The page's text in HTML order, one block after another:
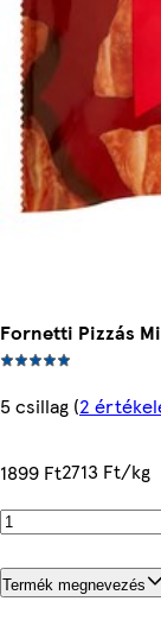
Fornetti Pizzás
5 csillag (2
1899 Ft2713 Ft/kg
Termék megnevezés